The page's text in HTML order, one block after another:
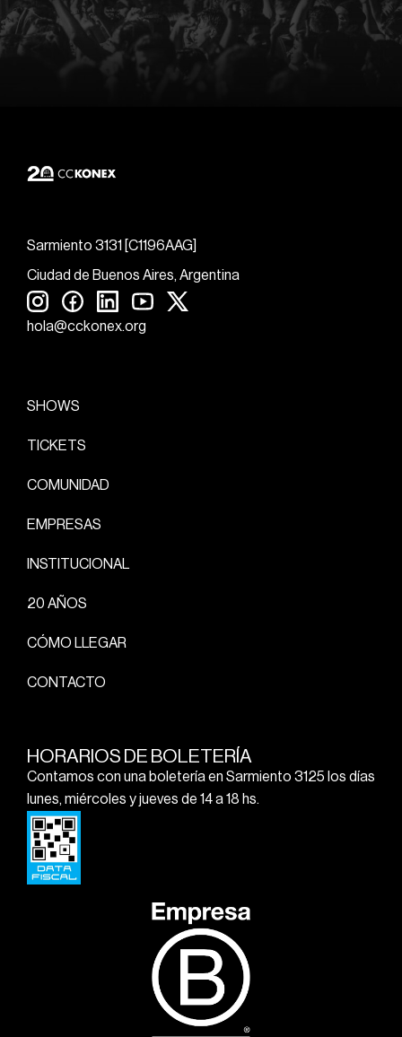
Sarmiento 3131 [C1196AAG]
Ciudad de Buenos Aires, Argentina
hola@cckonex.org
SHOWS
TICKETS
COMUNIDAD
EMPRESAS
INSTITUCIONAL
20 AÑOS
CÓMO LLEGAR
CONTACTO
HORARIOS DE BOLETERÍA
Contamos con una boletería en Sarmiento 3125 los días
lunes, miércoles y jueves de 14 a 18 hs.